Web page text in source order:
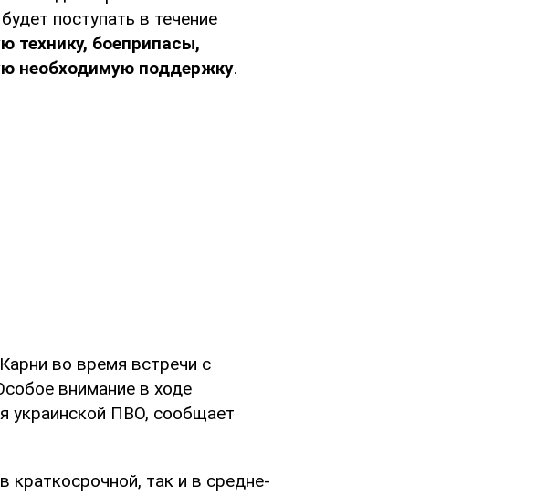
поступать в течение
технику, боеприпасы,
необходимую поддержку.
во время встречи с
внимание в ходе
украинской ПВО, сообщает
краткосрочной, так и в средне-